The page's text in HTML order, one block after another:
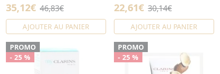
35,12€ 46,83€
AJOUTER AU PANIER
22,61€ 30,14€
AJOUTER AU PANIER
PROMO
- 25 %
PROMO
- 25 %